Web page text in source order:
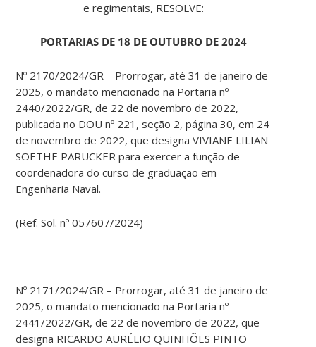
e regimentais, RESOLVE:
PORTARIAS DE 18 DE OUTUBRO DE 2024
Nº 2170/2024/GR – Prorrogar, até 31 de janeiro de
2025, o mandato mencionado na Portaria nº
2440/2022/GR, de 22 de novembro de 2022,
publicada no DOU nº 221, seção 2, página 30, em 24
de novembro de 2022, que designa VIVIANE LILIAN
SOETHE PARUCKER para exercer a função de
coordenadora do curso de graduação em
Engenharia Naval.
(Ref. Sol. nº 057607/2024)
Nº 2171/2024/GR – Prorrogar, até 31 de janeiro de
2025, o mandato mencionado na Portaria nº
2441/2022/GR, de 22 de novembro de 2022, que
designa RICARDO AURÉLIO QUINHÕES PINTO